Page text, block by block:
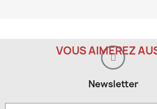
VOUS AIMEREZ
Newsletter